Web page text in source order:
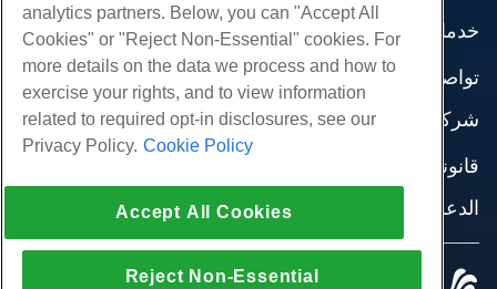
استضافة الموقع
استضافة الأعمال
موزع استضافة
موزع العلامة البيضاء
إدارة لينكس VPS
لينكس غير المدارة VPS
نوافذ غير مُدارة VPS
خوادم السحابة
موازن التحميل
خدمات
هجرات الموقع
تواصل اجتماعي
وثائق المنتج
مدونة
شركة
اتصل بنا
مراكز البيانات
إنضم لبرنامج
قانوني
شروط الخدمة
تطبيق القانون
اتفاقية الشراكة
الدعم
الدردشة الحية معنا
افتح تذكرة الدعم
analytics partners. Below, you can "Accept All
Cookies" or "Reject Non-Essential" cookies. For
more details on the data we process and how to
exercise your rights, and to view information
related to required opt-in disclosures, see our
Privacy Policy. Cookie Policy
Accept All Cookies
Reject Non-Essential